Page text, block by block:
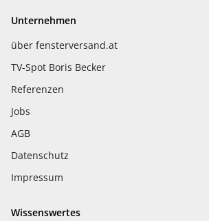
Unternehmen
über fensterversand.at
TV-Spot Boris Becker
Referenzen
Jobs
AGB
Datenschutz
Impressum
Wissenswertes